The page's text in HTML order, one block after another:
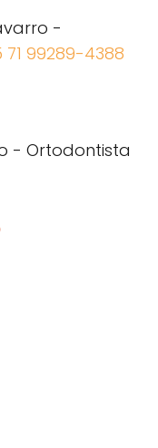
-
71 99289-4388
- Ortodontista